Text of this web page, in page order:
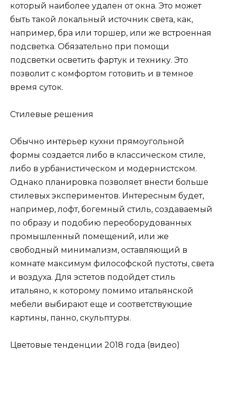
который наиболее удален от окна. Это может
быть такой локальный источник света, как,
например, бра или торшер, или же встроенная
подсветка. Обязательно при помощи
подсветки осветить фартук и технику. Это
позволит с комфортом готовить и в темное
время суток.
Стилевые решения
Обычно интерьер кухни прямоугольной
формы создается либо в классическом стиле,
либо в урбанистическом и модернистском.
Однако планировка позволяет внести больше
стилевых экспериментов. Интересным будет,
например, лофт, богемный стиль, создаваемый
по образу и подобию переоборудованных
промышленный помещений, или же
свободный минимализм, оставляющий в
комнате максимум философской пустоты, света
и воздуха. Для эстетов подойдет стиль
итальяно, к которому помимо итальянской
мебели выбирают еще и соответствующие
картины, панно, скульптуры.
Цветовые тенденции 2018 года (видео)